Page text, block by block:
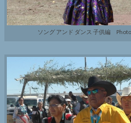
ソング アンド ダンス 子供編 Photo